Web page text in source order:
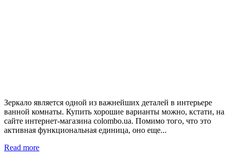
Зеркало является одной из важнейших деталей в интерьере
ванной комнаты. Купить хорошие варианты можно, кстати, на
сайте интернет-магазина colombo.ua. Помимо того, что это
активная функциональная единица, оно еще...
Read more